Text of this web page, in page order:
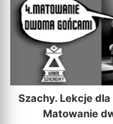
Szachy. Lekcje
Matowanie